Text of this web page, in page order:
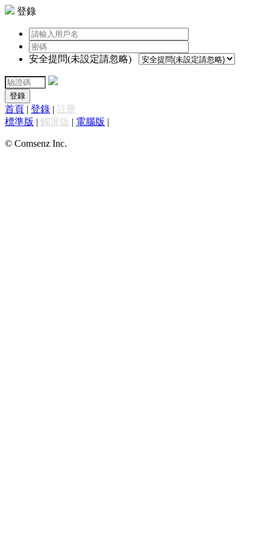
登錄
安全提問(未設定請忽略)
登錄
首頁 | 登錄 | 註冊
標準版 | 觸屏版 | 電腦版 |
© Comsenz Inc.